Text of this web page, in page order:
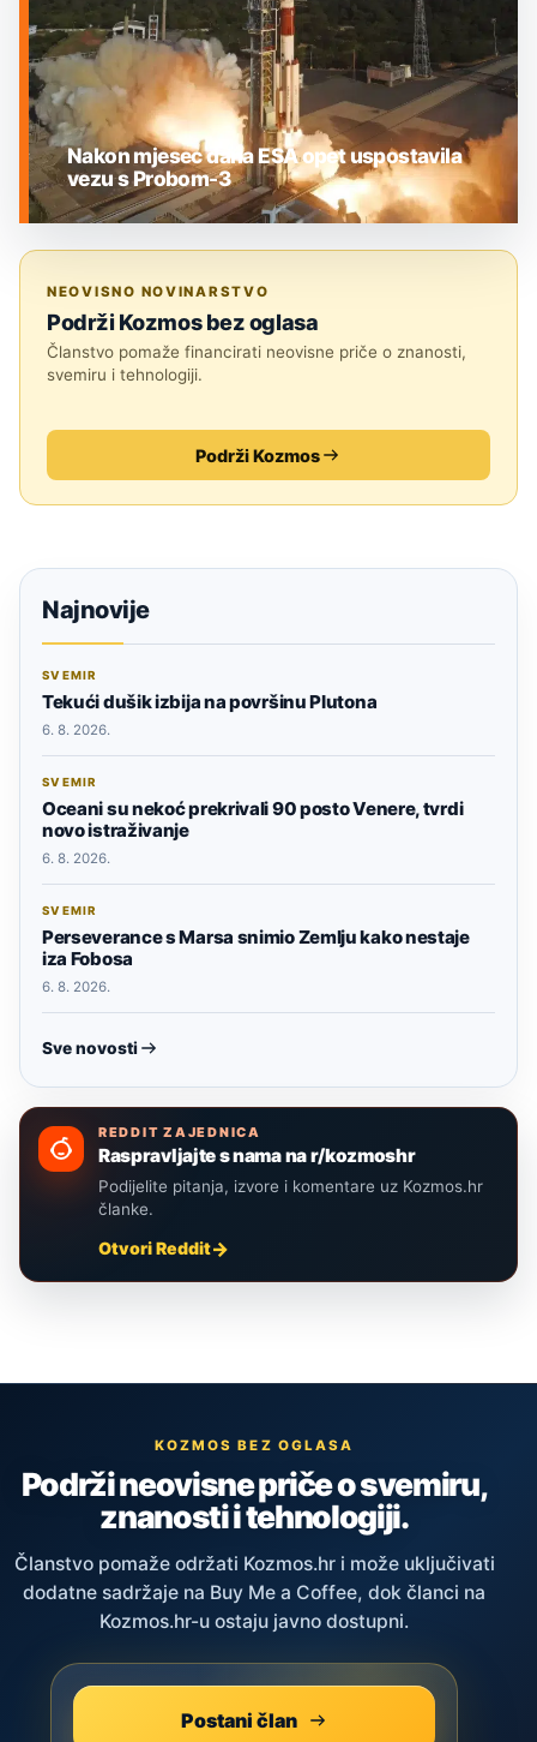
Nakon mjesec dana ESA opet uspostavila
vezu s Probom-3
NEOVISNO NOVINARSTVO
Podrži Kozmos bez oglasa
Članstvo pomaže financirati neovisne priče o znanosti,
svemiru i tehnologiji.
Podrži Kozmos
Najnovije
SVEMIR
Tekući dušik izbija na površinu Plutona
6. 8. 2026.
SVEMIR
Oceani su nekoć prekrivali 90 posto Venere, tvrdi
novo istraživanje
6. 8. 2026.
SVEMIR
Perseverance s Marsa snimio Zemlju kako nestaje
iza Fobosa
6. 8. 2026.
Sve novosti
REDDIT ZAJEDNICA
Raspravljajte s nama na r/kozmoshr
Podijelite pitanja, izvore i komentare uz Kozmos.hr
članke.
Otvori Reddit
KOZMOS BEZ OGLASA
Podrži neovisne priče o svemiru,
znanosti i tehnologiji.
Članstvo pomaže održati Kozmos.hr i može uključivati
dodatne sadržaje na Buy Me a Coffee, dok članci na
Kozmos.hr-u ostaju javno dostupni.
Postani član